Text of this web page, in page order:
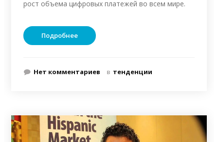
рост объема цифровых платежей во всем мире.
Подробнее
Нет комментариев в тенденции